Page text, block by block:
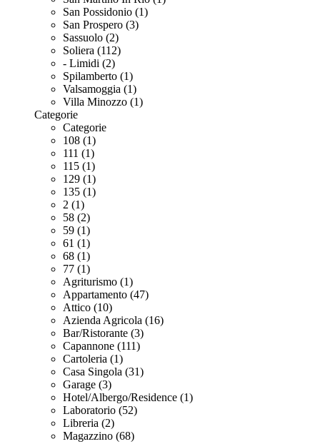
San Possidonio (1)
San Prospero (3)
Sassuolo (2)
Soliera (112)
- Limidi (2)
Spilamberto (1)
Valsamoggia (1)
Villa Minozzo (1)
Categorie
Categorie
108 (1)
111 (1)
115 (1)
129 (1)
135 (1)
2 (1)
58 (2)
59 (1)
61 (1)
68 (1)
77 (1)
Agriturismo (1)
Appartamento (47)
Attico (10)
Azienda Agricola (16)
Bar/Ristorante (3)
Capannone (111)
Cartoleria (1)
Casa Singola (31)
Garage (3)
Hotel/Albergo/Residence (1)
Laboratorio (52)
Libreria (2)
Magazzino (68)